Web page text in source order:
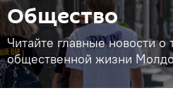
Общество
Читайте главные новости о
общественной жизни